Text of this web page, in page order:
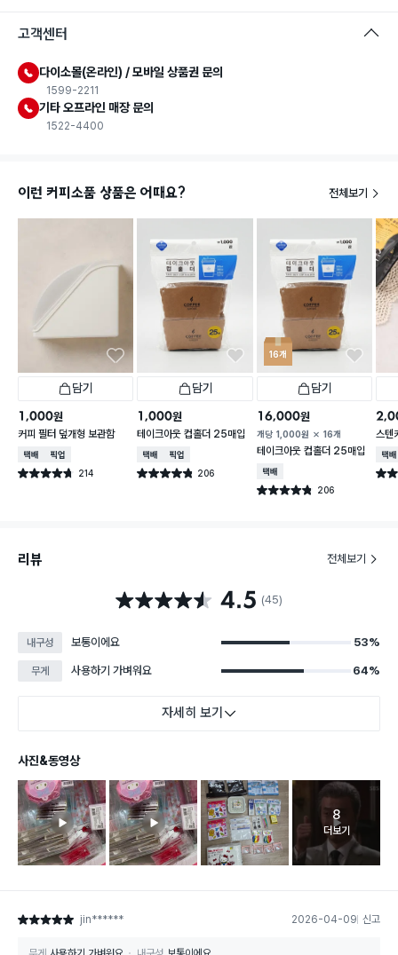
고객센터
다이소몰(온라인) / 모바일 상품권 문의
1599-2211
기타 오프라인 매장 문의
1522-4400
이런 커피소품 상품은 어때요? 전체보기
담기
1,000원
커피 필터 덮개형 보관함
택배배송매장픽업
별점 4.7점 214
건 작성
담기
1,000원
테이크아웃 컵홀더 25매입
택배배송매장픽업
별점 4.8점 206
건 작성
16개
담기
16,000원
개당 1,000원 16개
테이크아웃 컵홀더 25매입
택배배송
별점 4.8점 206
건 작성
스텐
택배
별점
리뷰 전체보기
별점 4.5점 4.5 (45)
내구성 보통이에요 53%
무게 사용하기 가벼워요 64%
자세히 보기
사진&동영상
고객 리뷰
8
더보기
별점 5점 jin****** 2026-04-09 신고